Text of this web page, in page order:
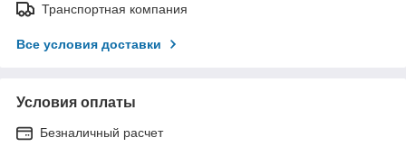
Транспортная компания
Все условия доставки
Условия оплаты
Безналичный расчет